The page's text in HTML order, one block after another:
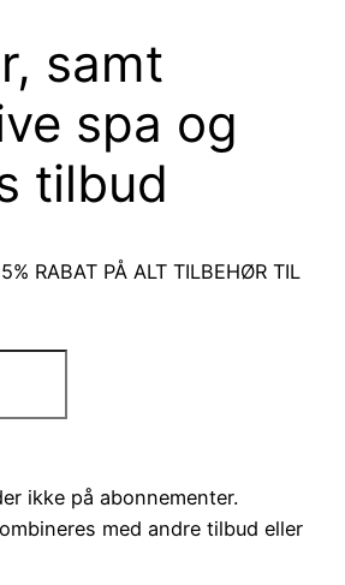
samt
spa og
tilbud
RABAT PÅ ALT TILBEHØR TIL
ikke på abonnementer.
med andre tilbud eller